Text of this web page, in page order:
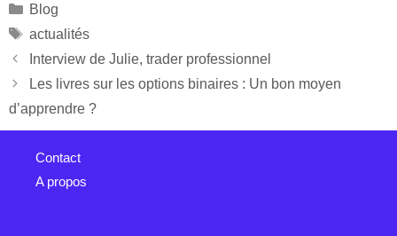
Blog
actualités
Interview de Julie, trader professionnel
Les livres sur les options binaires : Un bon moyen
d’apprendre ?
Contact
A propos